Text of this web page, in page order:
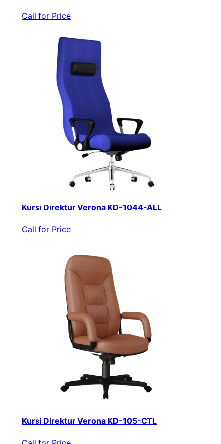
Call for Price
Kursi Direktur Verona KD-1044-ALL
Call for Price
Kursi Direktur Verona KD-105-CTL